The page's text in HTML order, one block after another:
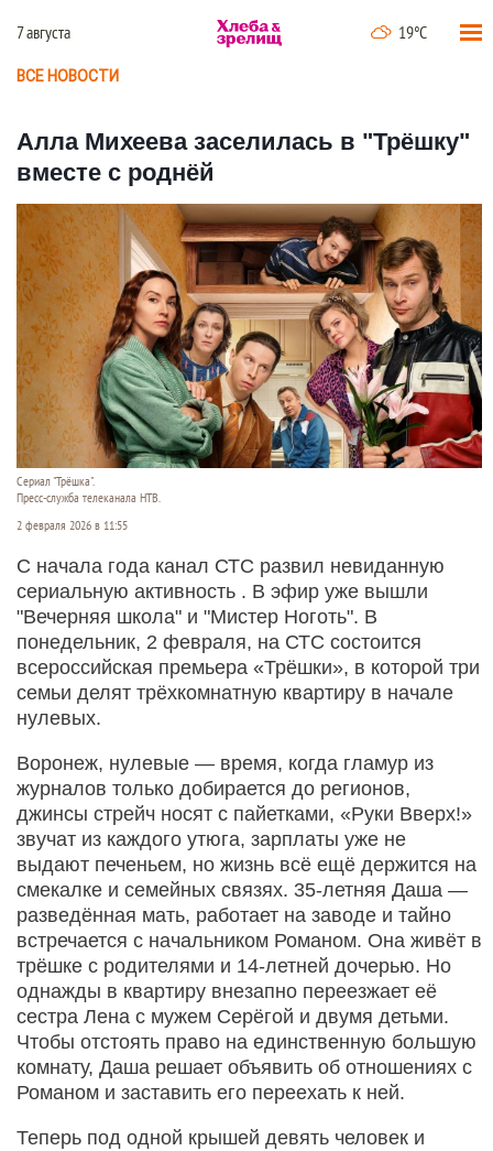
7 августа 19°C
ВСЕ НОВОСТИ
Алла Михеева заселилась в "Трёшку"
вместе с роднёй
Сериал "Трёшка".
Пресс-служба телеканала НТВ.
2 февраля 2026 в 11:55
С начала года канал СТС развил невиданную
сериальную активность . В эфир уже вышли
"Вечерняя школа" и "Мистер Ноготь". В
понедельник, 2 февраля, на СТС состоится
всероссийская премьера «Трёшки», в которой три
семьи делят трёхкомнатную квартиру в начале
нулевых.
Воронеж, нулевые — время, когда гламур из
журналов только добирается до регионов,
джинсы стрейч носят с пайетками, «Руки Вверх!»
звучат из каждого утюга, зарплаты уже не
выдают печеньем, но жизнь всё ещё держится на
смекалке и семейных связях. 35-летняя Даша —
разведённая мать, работает на заводе и тайно
встречается с начальником Романом. Она живёт в
трёшке с родителями и 14-летней дочерью. Но
однажды в квартиру внезапно переезжает её
сестра Лена с мужем Серёгой и двумя детьми.
Чтобы отстоять право на единственную большую
комнату, Даша решает объявить об отношениях с
Романом и заставить его переехать к ней.
Теперь под одной крышей девять человек и